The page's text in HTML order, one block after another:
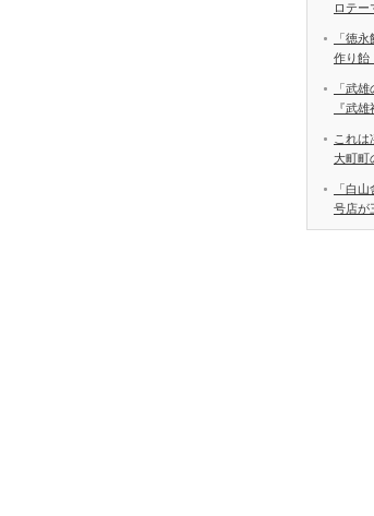
ロテー
「徳
作り飴
「武
『武
これは
大町町
「白
号店が